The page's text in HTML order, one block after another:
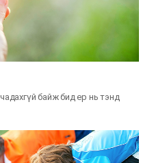
байж бид ер нь тэнд